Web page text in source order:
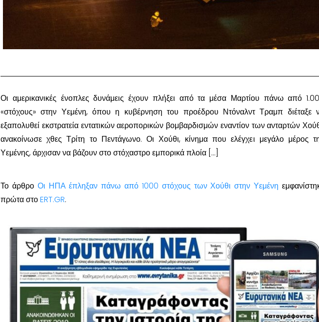
Οι αμερικανικές ένοπλες δυνάμεις έχουν πλήξει από τα μέσα Μαρτίου πάνω από
«στόχους» στην Υεμένη, όπου η κυβέρνηση του προέδρου Ντόναλντ Τραμπ διέταξε
εξαπολυθεί εκστρατεία εντατικών αεροπορικών βομβαρδισμών εναντίον των ανταρτών
ανακοίνωσε χθες Τρίτη το Πεντάγωνο. Οι Χούθι, κίνημα που ελέγχει μεγάλο μέρος
Υεμένης, άρχισαν να βάζουν στο στόχαστρο εμπορικά πλοία […]
Το άρθρο Οι ΗΠΑ έπληξαν πάνω από 1000 στόχους των Χούθι στην Υεμένη
πρώτα στοERT.GR.